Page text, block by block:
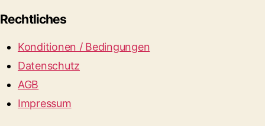
Rechtliches
Konditionen / Bedingungen
Datenschutz
AGB
Impressum